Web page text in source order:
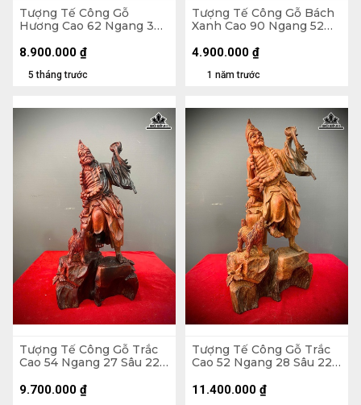
Tượng Tế Công Gỗ
Hương Cao 62 Ngang 34
5 tháng trước
8.900.000 ₫
Tượng Tế Công Gỗ Bách
Xanh Cao 90 Ngang 52
1 năm trước
4.900.000 ₫
Tượng Tế Công Gỗ Trắc
Cao 54 Ngang 27 Sâu 22
9.700.000 ₫
Tượng Tế Công Gỗ Trắc
Cao 52 Ngang 28 Sâu 22
11.400.000 ₫